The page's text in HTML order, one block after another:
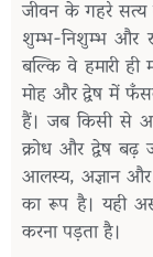
जीवन के गहरे
शुम्भ-निशुम्भ और
बल्कि वे हमारी
मोह और द्वेष में
हैं। जब किसी से
क्रोध और द्वेष
आलस्य, अज्ञान
का रूप है। यही
करना पड़ता है।